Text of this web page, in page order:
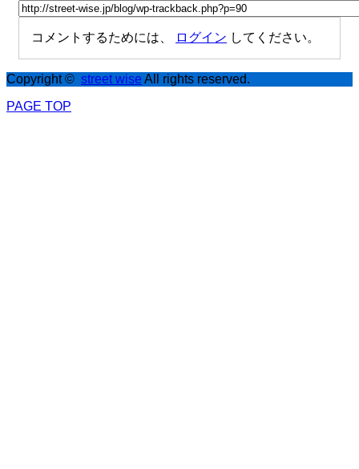
コメントするためには、 ログイン してください。
Copyright © street wise All rights reserved.
PAGE TOP